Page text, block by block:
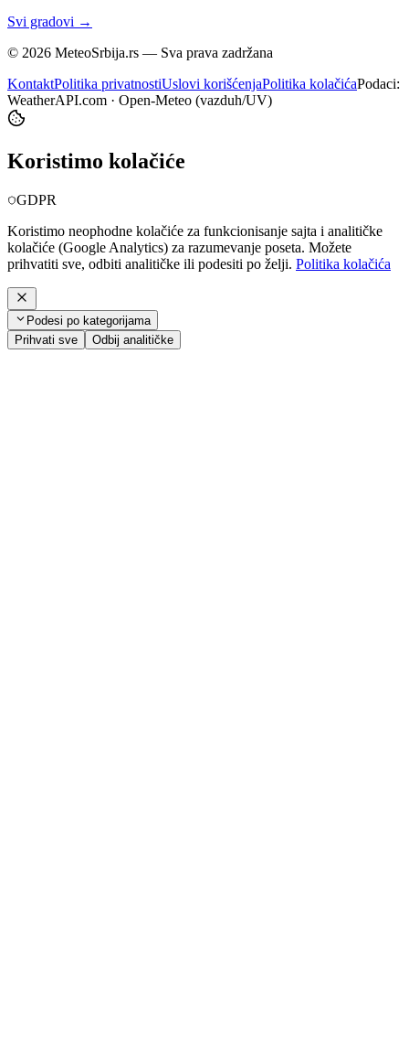
Svi gradovi →
© 2026 MeteoSrbija.rs — Sva prava zadržana
KontaktPolitika privatnostiUslovi korišćenjaPolitika kolačićaPodaci:
WeatherAPI.com · Open-Meteo (vazduh/UV)
Koristimo kolačiće
GDPR
Koristimo neophodne kolačiće za funkcionisanje sajta i analitičke
kolačiće (Google Analytics) za razumevanje poseta. Možete
prihvatiti sve, odbiti analitičke ili podesiti po želji. Politika kolačića
Podesi po kategorijama
Prihvati sve
Odbij analitičke